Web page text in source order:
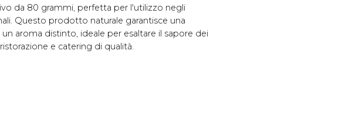
da 80 grammi, perfetta per l'utilizzo negli
Questo prodotto naturale garantisce una
aroma distinto, ideale per esaltare il sapore dei
e catering di qualità.